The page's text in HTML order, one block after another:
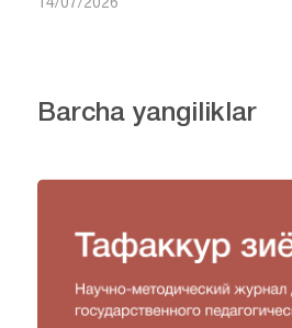
14/07/2026
Barcha yangiliklar